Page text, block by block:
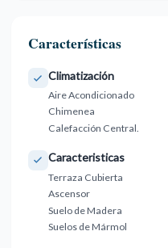
Características
Climatización
Aire Acondicionado
Chimenea
Calefacción Central.
Caracteristicas
Terraza Cubierta
Ascensor
Suelo de Madera
Suelos de Mármol